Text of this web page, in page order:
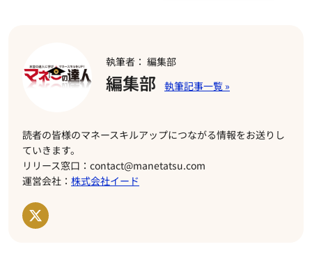
執筆者： 編集部
編集部
読者の皆様のマネースキルアップにつながる情報をお送りし
ていきます。
リリース窓口：contact@manetatsu.com
運営会社： 株式会社イード